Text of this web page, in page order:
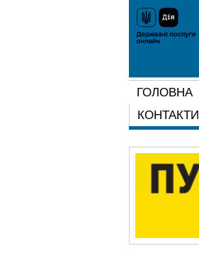
ГОЛОВНА
КОНТАКТИ